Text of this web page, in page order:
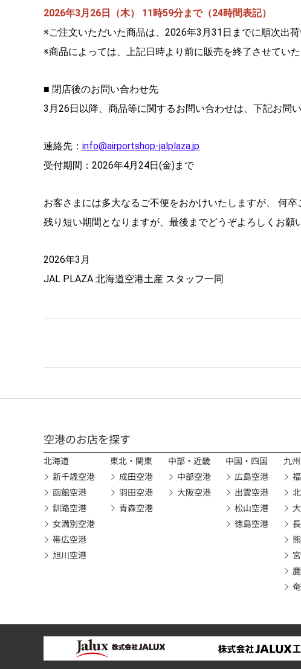
2026年3月26日（木） 11時59分まで（24時間表記）
※ご注文いただいた商品は、 2026年3月31日までに順次出荷
※商品によっては、 上記日時より前に販売を終了させてい
■ 閉店後のお問い合わせ先
3月26日以降、商品等に関するお問い合わせは、 下記お問
連絡先： info@airportshop-jalplaza.jp
受付期間：2026年4月24日(金)まで
お客さまには多大なるご不便をおかけいたしますが、 何卒
残り短い期間となりますが、 最後までどうぞよろしくお願
2026年3月
JAL PLAZA 北海道空港土産 スタッフ一同
空港のお店を探す
北海道
新千歳空港
函館空港
釧路空港
女満別空港
帯広空港
旭川空港
東北・関東
成田空港
羽田空港
青森空港
中部・近畿
中部空港
大阪空港
中国・四国
広島空港
出雲空港
松山空港
徳島空港
九州